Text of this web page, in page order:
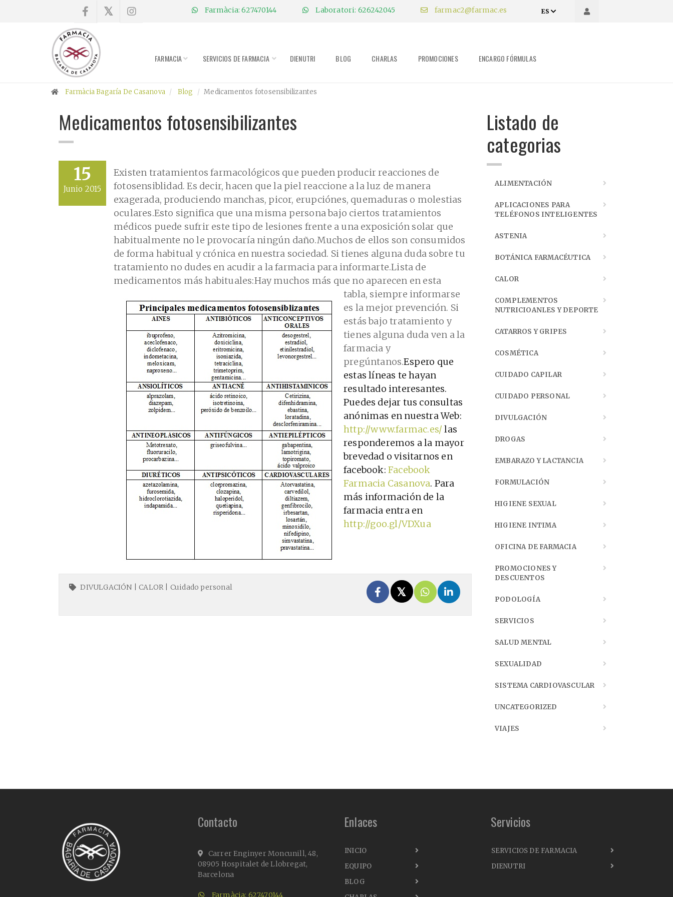
Farmàcia: 627470144 Laboratori: 626242045 farmac2@farmac.es ES
FARMACIA SERVICIOS DE FARMACIA DIENUTRI BLOG CHARLAS PROMOCIONES ENCARGO FÓRMULAS
Compra
Farmacia
Promociones
fórmulas
Farmàcia Bagaría De Casanova Blog Medicamentos fotosensibilizantes
Medicamentos fotosensibilizantes
15
Junio 2015
Existen tratamientos farmacológicos que pueden producir reacciones de
fotosensiblidad. Es decir, hacen que la piel reaccione a la luz de manera
exagerada, produciendo manchas, picor, erupciónes, quemaduras o molestias
oculares.Esto significa que una misma persona bajo ciertos tratamientos
médicos puede sufrir este tipo de lesiones frente a una exposición solar que
habitualmente no le provocaría ningún daño.Muchos de ellos son consumidos
de forma habitual y crónica en nuestra sociedad. Si tienes alguna duda sobre tu
tratamiento no dudes en acudir a la farmacia para informarte.Lista de
medicamentos más habituales:Hay muchos más que no aparecen en esta
tabla, siempre informarse
es la mejor prevención. Si
estás bajo tratamiento y
tienes alguna duda ven a la
farmacia y
pregúntanos.Espero que
estas líneas te hayan
resultado interesantes.
Puedes dejar tus consultas
anónimas en nuestra Web:
http://www.farmac.es/ las
responderemos a la mayor
brevedad o visitarnos en
facebook: Facebook
Farmacia Casanova. Para
más información de la
farmacia entra en
http://goo.gl/VDXua
DIVULGACIÓN |CALOR| Cuidado personal
Listado de
categorias
ALIMENTACIÓN
APLICACIONES PARA
TELÉFONOS INTELIGENTES
ASTENIA
BOTÁNICA FARMACÉUTICA
CALOR
COMPLEMENTOS
NUTRICIOANLES Y DEPORTE
CATARROS Y GRIPES
COSMÉTICA
CUIDADO CAPILAR
CUIDADO PERSONAL
DIVULGACIÓN
DROGAS
EMBARAZO Y LACTANCIA
FORMULACIÓN
HIGIENE SEXUAL
HIGIENE INTIMA
OFICINA DE FARMACIA
PROMOCIONES Y
DESCUENTOS
PODOLOGÍA
SERVICIOS
SALUD MENTAL
SEXUALIDAD
SISTEMA CARDIOVASCULAR
UNCATEGORIZED
VIAJES
Contacto
Carrer Enginyer Moncunill, 48,
08905 Hospitalet de Llobregat,
Barcelona
Farmàcia: 627470144
Enlaces
INICIO
EQUIPO
BLOG
Servicios
SERVICIOS DE FARMACIA
DIENUTRI